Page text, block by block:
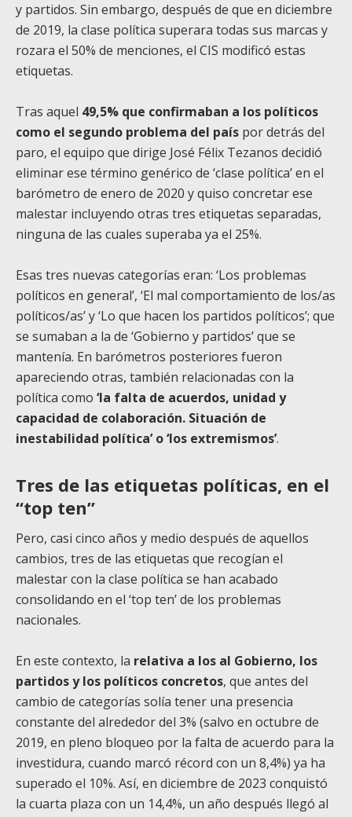
y partidos. Sin embargo, después de que en diciembre
de 2019, la clase política superara todas sus marcas y
rozara el 50% de menciones, el CIS modificó estas
etiquetas.
Tras aquel 49,5% que confirmaban a los políticos
como el segundo problema del país por detrás del
paro, el equipo que dirige José Félix Tezanos decidió
eliminar ese término genérico de ‘clase política’ en el
barómetro de enero de 2020 y quiso concretar ese
malestar incluyendo otras tres etiquetas separadas,
ninguna de las cuales superaba ya el 25%.
Esas tres nuevas categorías eran: ‘Los problemas
políticos en general’, ‘El mal comportamiento de los/as
políticos/as’ y ‘Lo que hacen los partidos políticos’; que
se sumaban a la de ‘Gobierno y partidos’ que se
mantenía. En barómetros posteriores fueron
apareciendo otras, también relacionadas con la
política como ‘la falta de acuerdos, unidad y
capacidad de colaboración. Situación de
inestabilidad política’ o ‘los extremismos’.
Tres de las etiquetas políticas, en el
“top ten”
Pero, casi cinco años y medio después de aquellos
cambios, tres de las etiquetas que recogían el
malestar con la clase política se han acabado
consolidando en el ‘top ten’ de los problemas
nacionales.
En este contexto, la relativa a los al Gobierno, los
partidos y los políticos concretos, que antes del
cambio de categorías solía tener una presencia
constante del alrededor del 3% (salvo en octubre de
2019, en pleno bloqueo por la falta de acuerdo para la
investidura, cuando marcó récord con un 8,4%) ya ha
superado el 10%. Así, en diciembre de 2023 conquistó
la cuarta plaza con un 14,4%, un año después llegó al